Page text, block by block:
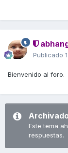
Publicado
Bienvenido al foro.
Este tema
respuestas.